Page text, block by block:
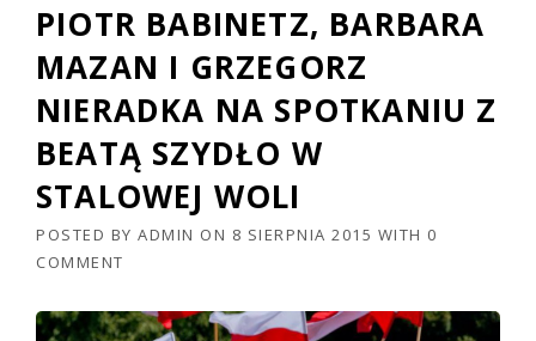
PIOTR BABINETZ, BARBARA
MAZAN I GRZEGORZ
NIERADKA NA SPOTKANIU Z
BEATĄ SZYDŁO W
STALOWEJ WOLI
POSTED BY ADMIN ON 8 SIERPNIA 2015 WITH 0
COMMENT